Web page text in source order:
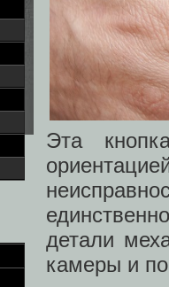
Эта
детали
камеры и